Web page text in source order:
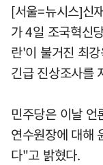
[서울=뉴시스]신
가 4일 조국혁신
란'이 불거진 최
긴급 진상조사를
민주당은 이날
연수원장에 대해
다"고 밝혔다.